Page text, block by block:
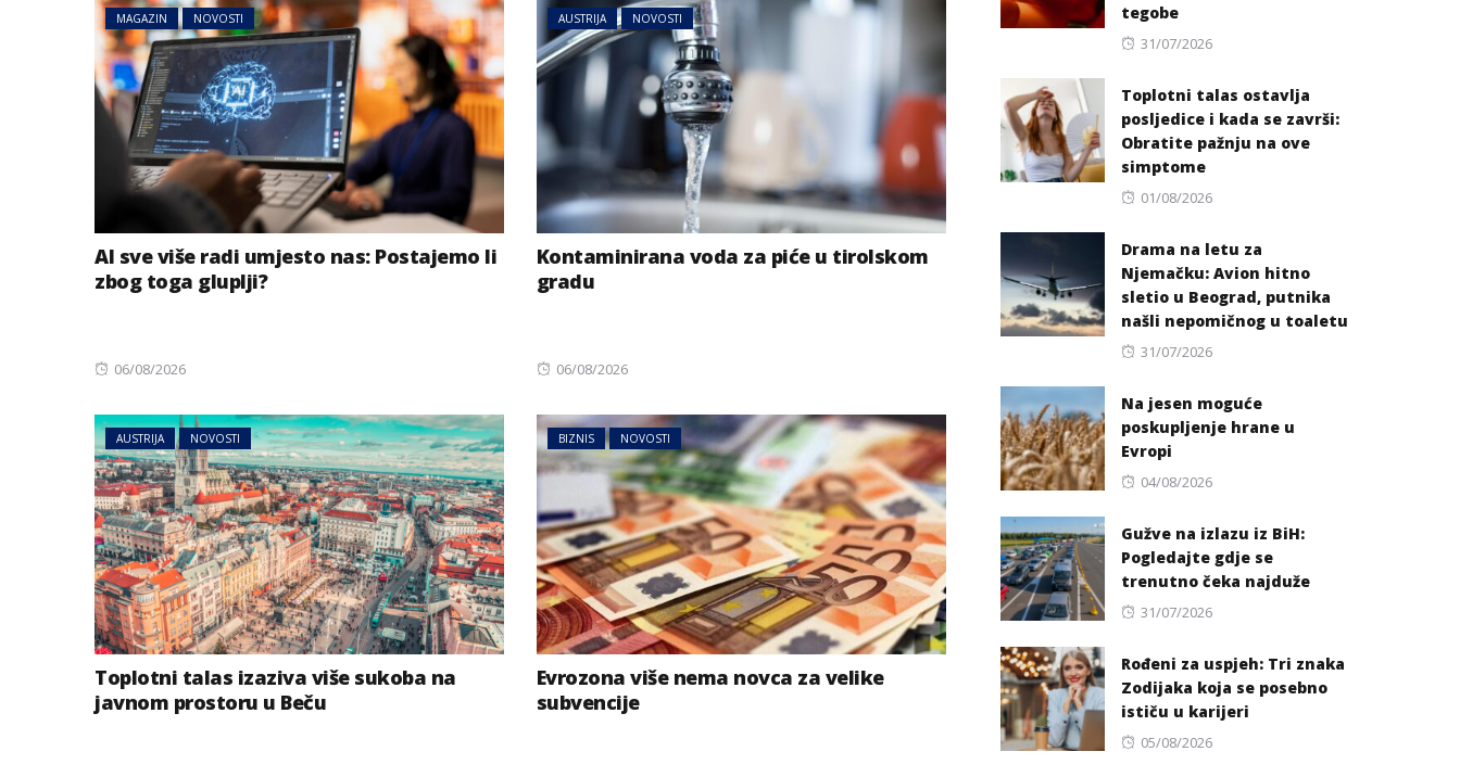
MAGAZIN NOVOSTI
AI sve više radi umjesto nas: Postajemo li
zbog toga gluplji?
Posted
06/08/2026
AUSTRIJA NOVOSTI
Kontaminirana voda za piće u tirolskom
gradu
Posted
06/08/2026
AUSTRIJA NOVOSTI
Toplotni talas izaziva više sukoba na
javnom prostoru u Beču
BIZNIS NOVOSTI
Evrozona više nema novca za velike
subvencije
tegobe
Posted
31/07/2026
Toplotni talas ostavlja
posljedice i kada se završi:
Obratite pažnju na ove
simptome
Posted
01/08/2026
Drama na letu za
Njemačku: Avion hitno
sletio u Beograd, putnika
našli nepomičnog u toaletu
Posted
31/07/2026
Na jesen moguće
poskupljenje hrane u
Evropi
Posted
04/08/2026
Gužve na izlazu iz BiH:
Pogledajte gdje se
trenutno čeka najduže
Posted
31/07/2026
Rođeni za uspjeh: Tri znaka
Zodijaka koja se posebno
ističu u karijeri
Posted
05/08/2026